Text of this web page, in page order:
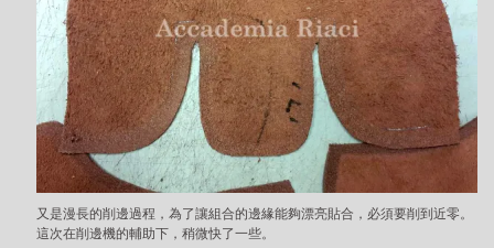
又是漫長的削邊過程，為了讓組合的邊緣能夠漂亮貼合，必須要削到近零。
這次在削邊機的輔助下，稍微快了一些。